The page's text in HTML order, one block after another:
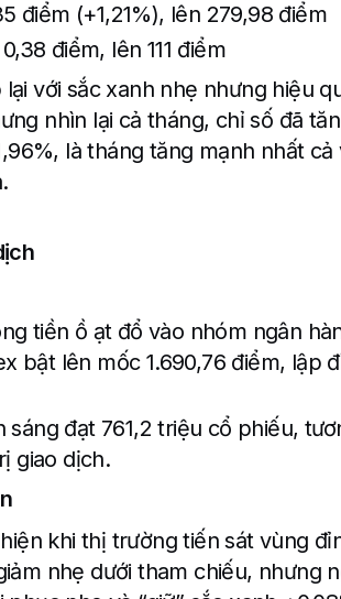
điểm (+1,21%), lên 279,98 điểm
điểm, lên 111 điểm
với sắc xanh nhẹ nhưng hiệu
nhìn lại cả tháng, chỉ số đã
là tháng tăng mạnh nhất
tiền ồ ạt đổ vào nhóm ngân
bật lên mốc 1.690,76 điểm, lập
sáng đạt 761,2 triệu cổ phiếu,
giao dịch.
khi thị trường tiến sát vùng
nhẹ dưới tham chiếu, nhưng